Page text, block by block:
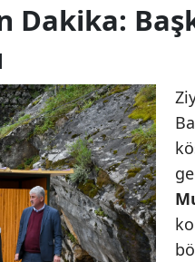
Dakika: